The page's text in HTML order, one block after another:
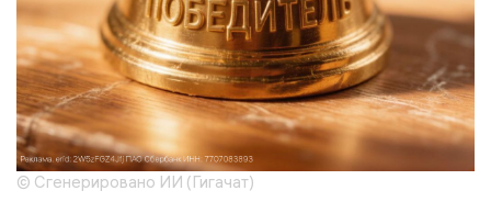
© Сгенерировано ИИ (Гигачат)